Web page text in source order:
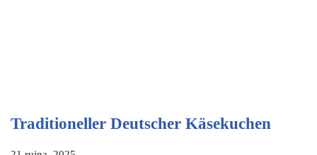
Traditioneller Deutscher Käsekuchen